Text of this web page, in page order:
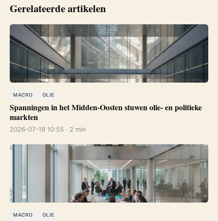
Gerelateerde artikelen
MACRO OLIE
Spanningen in het Midden-Oosten stuwen olie- en politieke
markten
2026-07-19 10:55 · 2 min
MACRO OLIE